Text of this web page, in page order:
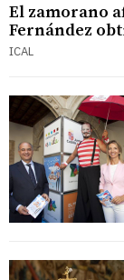
El zamorano
Fernández
ICAL